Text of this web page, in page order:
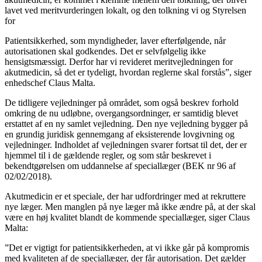
lavet ved meritvurderingen lokalt, og den tolkning vi og Styrelsen
for
Patientsikkerhed, som myndigheder, laver efterfølgende, når
autorisationen skal godkendes. Det er selvfølgelig ikke
hensigtsmæssigt. Derfor har vi revideret meritvejledningen for
akutmedicin, så det er tydeligt, hvordan reglerne skal forstås”, siger
enhedschef Claus Malta.
De tidligere vejledninger på området, som også beskrev forhold
omkring de nu udløbne, overgangsordninger, er samtidig blevet
erstattet af en ny samlet vejledning. Den nye vejledning bygger på
en grundig juridisk gennemgang af eksisterende lovgivning og
vejledninger. Indholdet af vejledningen svarer fortsat til det, der er
hjemmel til i de gældende regler, og som står beskrevet i
bekendtgørelsen om uddannelse af speciallæger (BEK nr 96 af
02/02/2018).
Akutmedicin er et speciale, der har udfordringer med at rekruttere
nye læger. Men manglen på nye læger må ikke ændre på, at der skal
være en høj kvalitet blandt de kommende speciallæger, siger Claus
Malta:
”Det er vigtigt for patientsikkerheden, at vi ikke går på kompromis
med kvaliteten af de speciallæger, der får autorisation. Det gælder